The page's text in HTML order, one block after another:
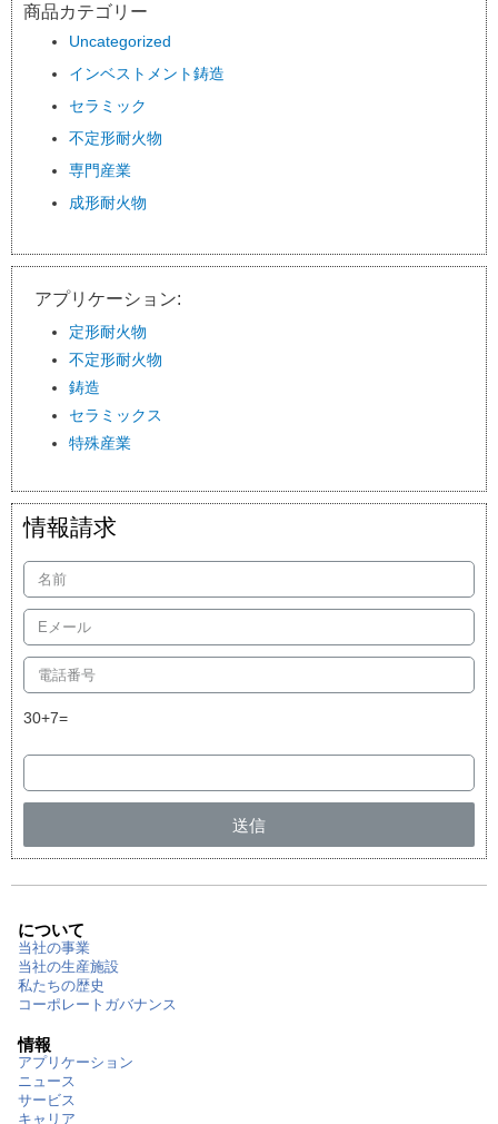
商品カテゴリー
Uncategorized
インベストメント鋳造
セラミック
不定形耐火物
専門産業
成形耐火物
アプリケーション:
定形耐火物
不定形耐火物
鋳造
セラミックス
特殊産業
情報請求
30+7=
送信
について
当社の事業
当社の生産施設
私たちの歴史
コーポレートガバナンス
情報
アプリケーション
ニュース
サービス
キャリア